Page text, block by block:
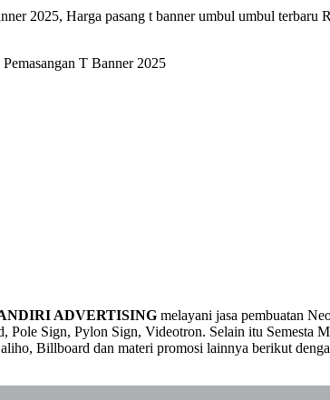
2025, Harga pasang t banner umbul umbul
T Banner 2025
ADVERTISINGmelayani jasa pembuatan
Pole Sign, Pylon Sign, Videotron. Selain itu Semesta
Billboard dan materi promosi lainnya berikut